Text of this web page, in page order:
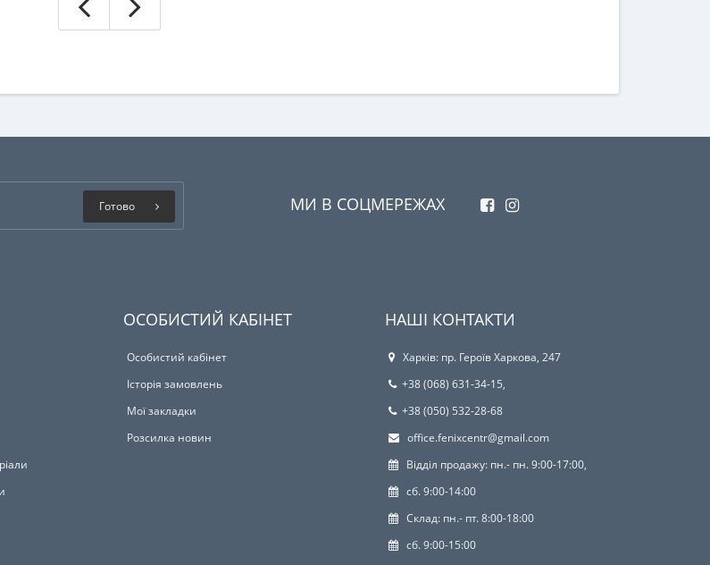
Готово МИ В СОЦМЕРЕЖАХ
ОСОБИСТИЙ КАБІНЕТ
Особистий кабінет
Історія замовлень
Мої закладки
Розсилка новин
НАШІ КОНТАКТИ
Харків: пр. Героїв Харкова, 247
+38 (068) 631-34-15,
+38 (050) 532-28-68
office.fenixcentr@gmail.com
Відділ продажу: пн.- пн. 9:00-17:00,
сб. 9:00-14:00
Склад: пн.- пт. 8:00-18:00
сб. 9:00-15:00